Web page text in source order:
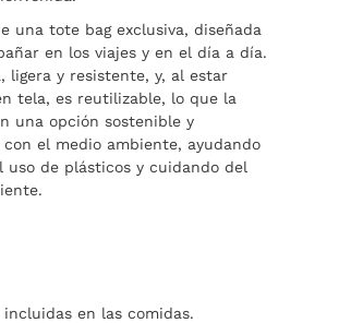
una tote bag exclusiva, diseñada
en los viajes y en el día a día.
ligera y resistente, y, al estar
tela, es reutilizable, lo que la
una opción sostenible y
con el medio ambiente, ayudando
uso de plásticos y cuidando del
incluidas en las comidas.